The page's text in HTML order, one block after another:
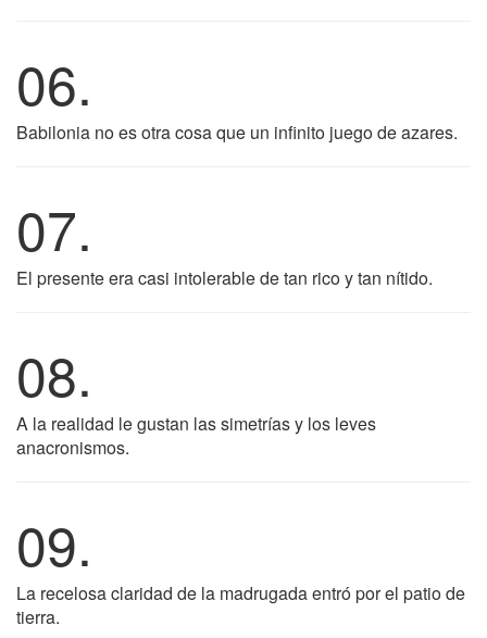
06.
Babilonia no es otra cosa que un infinito juego de azares.
07.
El presente era casi intolerable de tan rico y tan nítido.
08.
A la realidad le gustan las simetrías y los leves
anacronismos.
09.
La recelosa claridad de la madrugada entró por el patio de
tierra.